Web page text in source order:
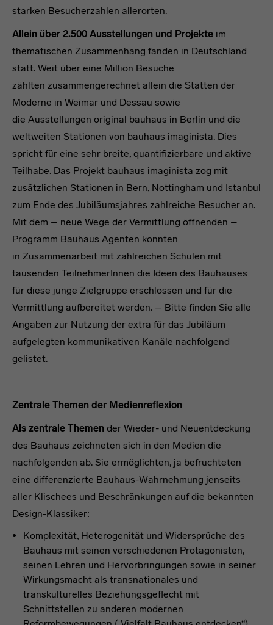
starken Besucherzahlen allerorten.
Allein über 2.500 Ausstellungen und Projekte im
thematischen Zusammenhang fanden in Deutschland
statt. Weit über eine Million Besuche
zählten zusammengerechnet allein die Stätten der
Moderne in Weimar und Dessau sowie
die Ausstellungen original bauhaus in Berlin und die
weltweiten Stationen von bauhaus imaginista. Dies
spricht für eine sehr breite, quantifizierbare und aktive
Teilhabe. Das Projekt bauhaus imaginista zog mit
zusätzlichen Stationen in Bern, Nottingham und Istanbul
zum Ende des Jubiläumsjahres zahlreiche Besucher an.
Mit dem – neue Wege der Vermittlung öffnenden –
Programm Bauhaus Agenten konnten
in Zusammenarbeit mit zahlreichen Schulen mit
tausenden TeilnehmerInnen die Ideen des Bauhauses
für diese junge Zielgruppe erschlossen und für die
Vermittlung aufbereitet werden. – Bitte finden Sie alle
Angaben zur Nutzung der extra für das Jubiläum
aufgelegten kommunikativen Kanäle nachfolgend
gelistet.
Zentrale Themen der Medienreflexion
Als zentrale Themen der Wieder- und Neuentdeckung
des Bauhaus zeichneten sich in den Medien die
nachfolgenden ab. Sie ermöglichten, ja befruchteten
eine differenzierte Bauhaus-Wahrnehmung jenseits
aller Klischees und Beschränkungen auf die bekannten
Design-Klassiker:
Komplexität, Heterogenität und Widersprüche des
Bauhaus mit seinen verschiedenen Protagonisten,
seinen Lehren und Hervorbringungen sowie in seiner
Wirkungsmacht als transnationales und
transkulturelles Beziehungsgeflecht mit
Schnittstellen zu anderen modernen